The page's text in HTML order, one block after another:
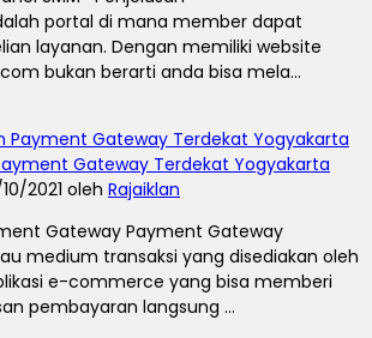
portal di mana member dapat
layanan. Dengan memiliki website
bukan berarti anda bisa mela...
Gateway Terdekat Yogyakarta
2021 oleh Rajaiklan
Gateway Payment Gateway
medium transaksi yang disediakan oleh
e-commerce yang bisa memberi
pembayaran langsung ...